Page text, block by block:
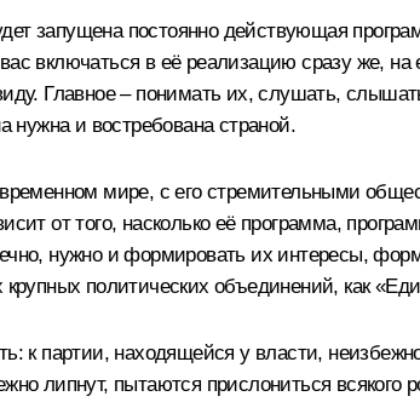
запущена постоянно действующая
включаться в её реализацию сразу же,
Главное – понимать их, слушать,
нужна и востребована страной.
мире, с его стремительными
от того, насколько её программа,
нужно и формировать их интересы,
крупных политических объединений, как
к партии, находящейся у власти,
липнут, пытаются прислониться